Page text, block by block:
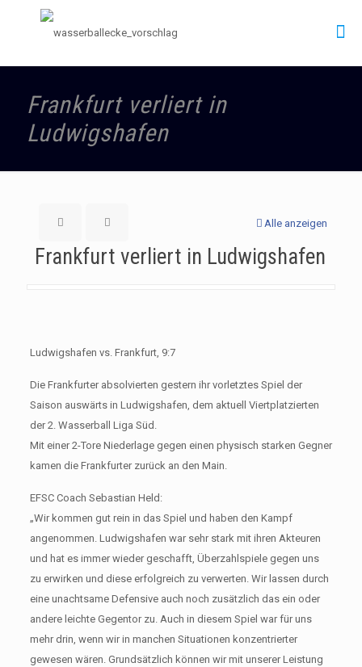
Frankfurt verliert in
Ludwigshafen
Alle anzeigen
Frankfurt verliert in Ludwigshafen
Ludwigshafen vs. Frankfurt, 9:7
Die Frankfurter absolvierten gestern ihr vorletztes Spiel der
Saison auswärts in Ludwigshafen, dem aktuell Viertplatzierten
der 2. Wasserball Liga Süd.
Mit einer 2-Tore Niederlage gegen einen physisch starken Gegner
kamen die Frankfurter zurück an den Main.
EFSC Coach Sebastian Held:
„Wir kommen gut rein in das Spiel und haben den Kampf
angenommen. Ludwigshafen war sehr stark mit ihren Akteuren
und hat es immer wieder geschafft, Überzahlspiele gegen uns
zu erwirken und diese erfolgreich zu verwerten. Wir lassen durch
eine unachtsame Defensive auch noch zusätzlich das ein oder
andere leichte Gegentor zu. Auch in diesem Spiel war für uns
mehr drin, wenn wir in manchen Situationen konzentrierter
gewesen wären. Grundsätzlich können wir mit unserer Leistung